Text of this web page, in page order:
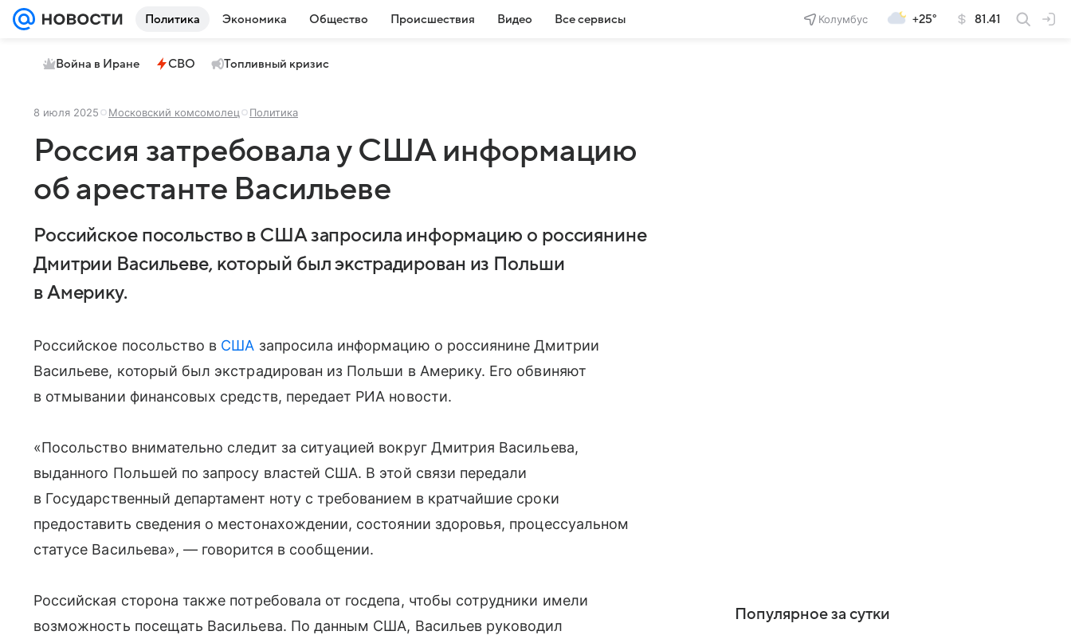
Политика Экономика Общество Происшествия Видео Все сервисы Колумбус +25° 81.41
Война в Иране СВО Топливный кризис
8 июля 2025 Московский комсомолец Политика
Россия затребовала у США информацию
об арестанте Васильеве
Российское посольство в США запросила информацию о россиянине
Дмитрии Васильеве, который был экстрадирован из Польши
в Америку.
Российское посольство в США запросила информацию о россиянине Дмитрии
Васильеве, который был экстрадирован из Польши в Америку. Его обвиняют
в отмывании финансовых средств, передает РИА новости.
«Посольство внимательно следит за ситуацией вокруг Дмитрия Васильева,
выданного Польшей по запросу властей США. В этой связи передали
в Государственный департамент ноту с требованием в кратчайшие сроки
предоставить сведения о местонахождении, состоянии здоровья, процессуальном
статусе Васильева», — говорится в сообщении.
Российская сторона также потребовала от госдепа, чтобы сотрудники имели
возможность посещать Васильева. По данным США, Васильев руководил
Популярное за сутки